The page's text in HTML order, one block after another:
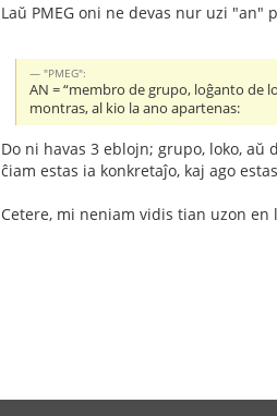
Laŭ PMEG oni ne devas nur uzi
"PMEG":
AN = “membro de grupo, loĝanto de
montras, al kio la ano apartenas:
Do ni havas 3 eblojn; grupo, loko,
ĉiam estas ia konkretaĵo, kaj ago
Cetere, mi neniam vidis tian uzon en